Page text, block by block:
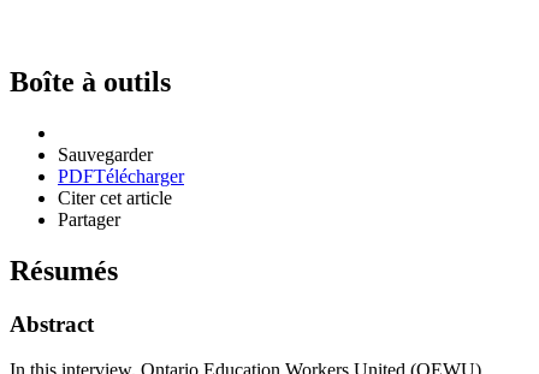
Boîte à outils
Sauvegarder
PDFTélécharger
Citer cet article
Partager
Résumés
Abstract